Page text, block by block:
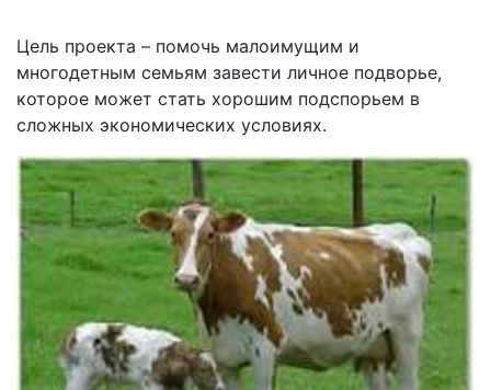
Цель проекта – помочь малоимущим и
многодетным семьям завести личное подворье,
которое может стать хорошим подспорьем в
сложных экономических условиях.